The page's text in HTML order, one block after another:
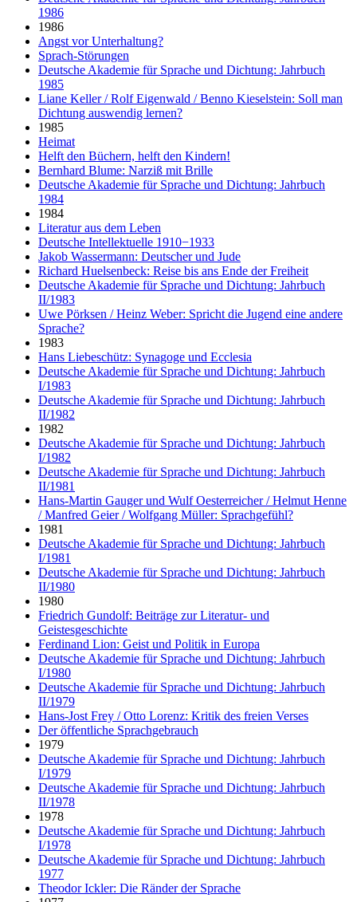
1986
1986
Angst vor Unterhaltung?
Sprach-Störungen
Deutsche Akademie für Sprache und Dichtung: Jahrbuch
1985
Liane Keller / Rolf Eigenwald / Benno Kieselstein: Soll man
Dichtung auswendig lernen?
1985
Heimat
Helft den Büchern, helft den Kindern!
Bernhard Blume: Narziß mit Brille
Deutsche Akademie für Sprache und Dichtung: Jahrbuch
1984
1984
Literatur aus dem Leben
Deutsche Intellektuelle 1910−1933
Jakob Wassermann: Deutscher und Jude
Richard Huelsenbeck: Reise bis ans Ende der Freiheit
Deutsche Akademie für Sprache und Dichtung: Jahrbuch
II/1983
Uwe Pörksen / Heinz Weber: Spricht die Jugend eine andere
Sprache?
1983
Hans Liebeschütz: Synagoge und Ecclesia
Deutsche Akademie für Sprache und Dichtung: Jahrbuch
I/1983
Deutsche Akademie für Sprache und Dichtung: Jahrbuch
II/1982
1982
Deutsche Akademie für Sprache und Dichtung: Jahrbuch
I/1982
Deutsche Akademie für Sprache und Dichtung: Jahrbuch
II/1981
Hans-Martin Gauger und Wulf Oesterreicher / Helmut Henne
/ Manfred Geier / Wolfgang Müller: Sprachgefühl?
1981
Deutsche Akademie für Sprache und Dichtung: Jahrbuch
I/1981
Deutsche Akademie für Sprache und Dichtung: Jahrbuch
II/1980
1980
Friedrich Gundolf: Beiträge zur Literatur- und
Geistesgeschichte
Ferdinand Lion: Geist und Politik in Europa
Deutsche Akademie für Sprache und Dichtung: Jahrbuch
I/1980
Deutsche Akademie für Sprache und Dichtung: Jahrbuch
II/1979
Hans-Jost Frey / Otto Lorenz: Kritik des freien Verses
Der öffentliche Sprachgebrauch
1979
Deutsche Akademie für Sprache und Dichtung: Jahrbuch
I/1979
Deutsche Akademie für Sprache und Dichtung: Jahrbuch
II/1978
1978
Deutsche Akademie für Sprache und Dichtung: Jahrbuch
I/1978
Deutsche Akademie für Sprache und Dichtung: Jahrbuch
1977
Theodor Ickler: Die Ränder der Sprache